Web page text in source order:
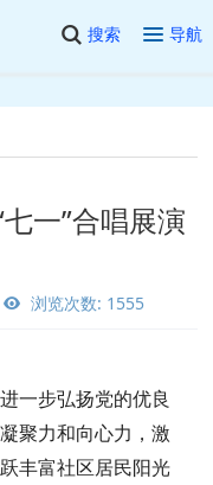
搜索 导航
一”合唱展演
浏览次数: 1555
一步弘扬党的优良
聚力和向心力，激
丰富社区居民阳光